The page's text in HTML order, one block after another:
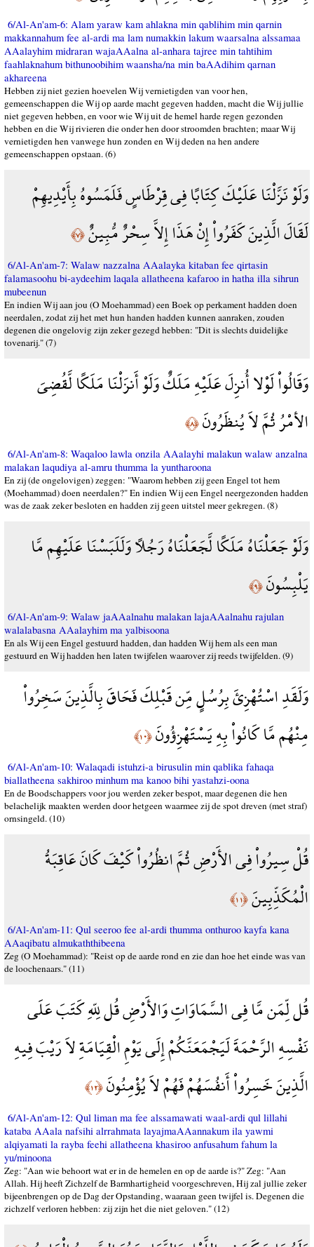
6/Al-An'am-6: Alam yaraw kam ahlakna min qablihim min qarnin
makkannahum fee al-ardi ma lam numakkin lakum waarsalna alssamaa
AAalayhim midraran wajaAAalna al-anhara tajree min tahtihim
faahlaknahum bithunoobihim waansha/na min baAAdihim qarnan
akhareena
Hebben zij niet gezien hoevelen Wij vernietigden van voor hen,
gemeenschappen die Wij op aarde macht gegeven hadden, macht die Wij jullie
niet gegeven hebben, en voor wie Wij uit de hemel harde regen gezonden
hebben en die Wij rivieren die onder hen door stroomden brachten; maar Wij
vernietigden hen vanwege hun zonden en Wij deden na hen andere
gemeenschappen opstaan. (6)
وَلَوْ نَزَّلْنَا عَلَيْكَ كِتَابًا فِي قِرْطَاسٍ فَلَمَسُوهُ بِأَيْدِيهِمْ
لَقَالَ الَّذِينَ كَفَرُواْ إِنْ هَذَا إِلاَّ سِحْرٌ مُّبِينٌ﴿٧﴾
6/Al-An'am-7: Walaw nazzalna AAalayka kitaban fee qirtasin
falamasoohu bi-aydeehim laqala allatheena kafaroo in hatha illa sihrun
mubeenun
En indien Wij aan jou (O Moehammad) een Boek op perkament hadden doen
neerdalen, zodat zij het met hun handen hadden kunnen aanraken, zouden
degenen die ongelovig zijn zeker gezegd hebben: "Dit is slechts duidelijke
tovenarij." (7)
وَقَالُواْ لَوْلا أُنزِلَ عَلَيْهِ مَلَكٌ وَلَوْ أَنزَلْنَا مَلَكًا لَّقُضِيَ
الأمْرُ ثُمَّ لاَ يُنظَرُونَ﴿٨﴾
6/Al-An'am-8: Waqaloo lawla onzila AAalayhi malakun walaw anzalna
malakan laqudiya al-amru thumma la yuntharoona
En zij (de ongelovigen) zeggen: "Waarom hebben zij geen Engel tot hem
(Moehammad) doen neerdalen?" En indien Wij een Engel neergezonden hadden
was de zaak zeker besloten en hadden zij geen uitstel meer gekregen. (8)
وَلَوْ جَعَلْنَاهُ مَلَكًا لَّجَعَلْنَاهُ رَجُلاً وَلَلَبَسْنَا عَلَيْهِم مَّا
يَلْبِسُونَ﴿٩﴾
6/Al-An'am-9: Walaw jaAAalnahu malakan lajaAAalnahu rajulan
walalabasna AAalayhim ma yalbisoona
En als Wij een Engel gestuurd hadden, dan hadden Wij hem als een man
gestuurd en Wij hadden hen laten twijfelen waarover zij reeds twijfelden. (9)
وَلَقَدِ اسْتُهْزِئَ بِرُسُلٍ مِّن قَبْلِكَ فَحَاقَ بِالَّذِينَ سَخِرُواْ
مِنْهُم مَّا كَانُواْ بِهِ يَسْتَهْزِؤُونَ﴿١٠﴾
6/Al-An'am-10: Walaqadi istuhzi-a birusulin min qablika fahaqa
biallatheena sakhiroo minhum ma kanoo bihi yastahzi-oona
En de Boodschappers voor jou werden zeker bespot, maar degenen die hen
belachelijk maakten werden door hetgeen waarmee zij de spot dreven (met straf)
ornsingeld. (10)
قُلْ سِيرُواْ فِي الأَرْضِ ثُمَّ انظُرُواْ كَيْفَ كَانَ عَاقِبَةُ
الْمُكَذِّبِينَ﴿١١﴾
6/Al-An'am-11: Qul seeroo fee al-ardi thumma onthuroo kayfa kana
AAaqibatu almukaththibeena
Zeg (O Moehammad): "Reist op de aarde rond en zie dan hoe het einde was van
de loochenaars." (11)
قُل لِّمَن مَّا فِي السَّمَاوَاتِ وَالأَرْضِ قُل لِلّهِ كَتَبَ عَلَى
نَفْسِهِ الرَّحْمَةَ لَيَجْمَعَنَّكُمْ إِلَى يَوْمِ الْقِيَامَةِ لاَ رَيْبَ فِيهِ
الَّذِينَ خَسِرُواْ أَنفُسَهُمْ فَهُمْ لاَ يُؤْمِنُونَ﴿١٢﴾
6/Al-An'am-12: Qul liman ma fee alssamawati waal-ardi qul lillahi
kataba AAala nafsihi alrrahmata layajmaAAannakum ila yawmi
alqiyamati la rayba feehi allatheena khasiroo anfusahum fahum la
yu/minoona
Zeg: "Aan wie behoort wat er in de hemelen en op de aarde is?" Zeg: "Aan
Allah. Hij heeft Zichzelf de Barmhartigheid voorgeschreven, Hij zal jullie zeker
bijeenbrengen op de Dag der Opstanding, waaraan geen twijfel is. Degenen die
zichzelf verloren hebben: zij zijn het die niet geloven." (12)